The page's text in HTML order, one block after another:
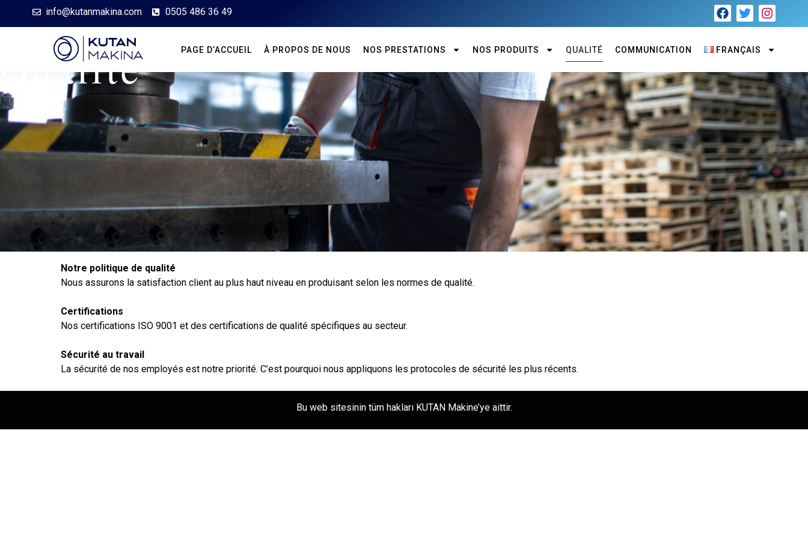
info@kutanmakina.com 0505 486 36 49
PAGE D’ACCUEIL À PROPOS DE NOUS NOS PRESTATIONS NOS PRODUITS QUALITÉ COMMUNICATION FRANÇAIS
Qualité
Notre politique de qualité
Nous assurons la satisfaction client au plus haut niveau en produisant selon les normes de qualité.
Certifications
Nos certifications ISO 9001 et des certifications de qualité spécifiques au secteur.
Sécurité au travail
La sécurité de nos employés est notre priorité. C’est pourquoi nous appliquons les protocoles de sécurité les plus récents.
Bu web sitesinin tüm hakları KUTAN Makine’ye aittir.